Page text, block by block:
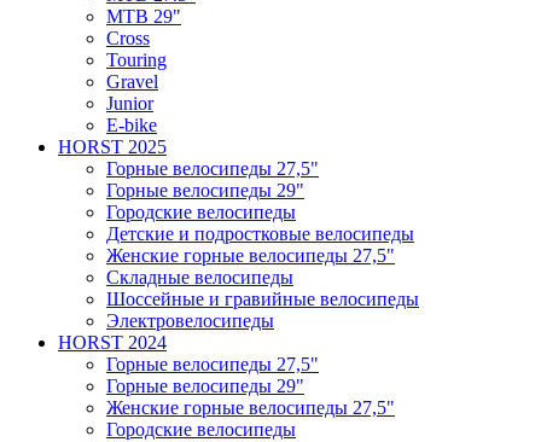
MTB 29"
Cross
Touring
Gravel
Junior
E-bike
HORST 2025
Горные велосипеды 27,5"
Горные велосипеды 29"
Городские велосипеды
Детские и подростковые велосипеды
Женские горные велосипеды 27,5"
Складные велосипеды
Шоссейные и гравийные велосипеды
Электровелосипеды
HORST 2024
Горные велосипеды 27,5"
Горные велосипеды 29"
Женские горные велосипеды 27,5"
Городские велосипеды